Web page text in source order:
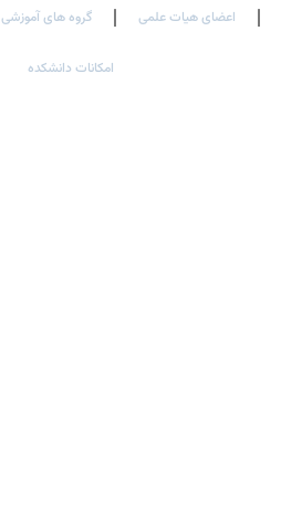
اعضای هیات علمی گروه های آموزشی
امکانات دانشکده